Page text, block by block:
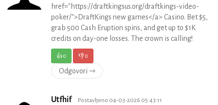
href="https://draftkingsus.org/draftkings-video-
poker/">DraftKings new games</a> Casino. Bet $5,
grab 500 Cash Eruption spins, and get up to $1K
credits on day-one losses. The crown is calling!
👍0 👎0
Odgovori ⇾
Utfhif Postavljeno 04-03-2026 05:43:11